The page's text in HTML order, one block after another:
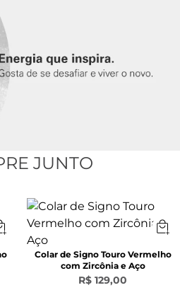
Azul:
mm
JUNTO
Colar de Signo Touro Vermelho
com Zircônia e Aço
R$ 129,00